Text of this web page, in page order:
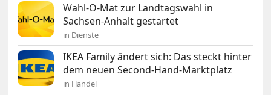
Wahl-O-Mat zur Landtagswahl in
Sachsen-Anhalt gestartet
in Dienste
IKEA Family ändert sich: Das steckt hinter
dem neuen Second-Hand-Marktplatz
in Handel